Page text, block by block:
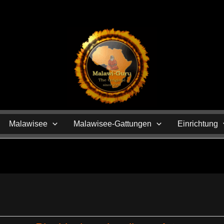
Malawisee Malawisee-Gattungen Einrichtung